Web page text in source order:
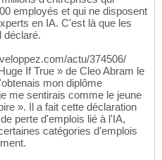
employés et qui ne disposent
en IA. C'est là que les
déclaré.
actu/374506/
If True » de Cleo Abram le
mon diplôme
me sentirais comme le jeune
». Il a fait cette déclaration
perte d'emplois lié à l'IA,
catégories d'emplois